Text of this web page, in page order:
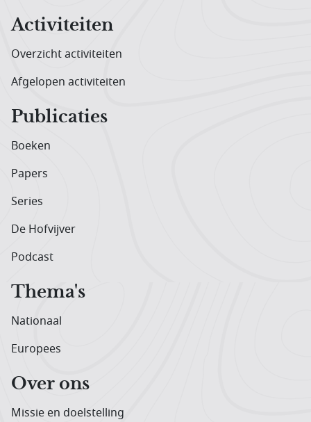
Activiteiten
Overzicht activiteiten
Afgelopen activiteiten
Publicaties
Boeken
Papers
Series
De Hofvijver
Podcast
Thema's
Nationaal
Europees
Over ons
Missie en doelstelling